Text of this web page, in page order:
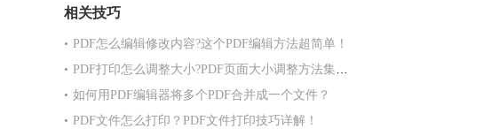
相关技巧
• PDF怎么编辑修改内容?这个PDF编辑方法超简单！
• PDF打印怎么调整大小?PDF页面大小调整方法集合！
• 如何用PDF编辑器将多个PDF合并成一个文件？
• PDF文件怎么打印？PDF文件打印技巧详解！